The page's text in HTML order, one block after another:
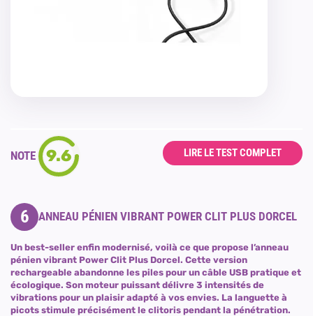
NOTE 9.6 LIRE LE TEST COMPLET
6 ANNEAU PÉNIEN VIBRANT POWER CLIT PLUS DORCEL
Un best-seller enfin modernisé, voilà ce que propose l’anneau
pénien vibrant Power Clit Plus Dorcel. Cette version
rechargeable abandonne les piles pour un câble USB pratique et
écologique. Son moteur puissant délivre 3 intensités de
vibrations pour un plaisir adapté à vos envies. La languette à
picots stimule précisément le clitoris pendant la pénétration.